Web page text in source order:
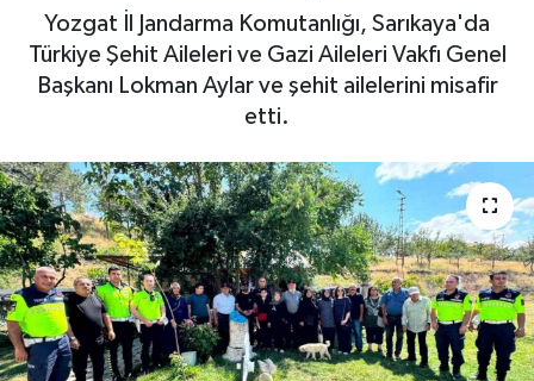
Yozgat İl Jandarma Komutanlığı, Sarıkaya'da
Türkiye Şehit Aileleri ve Gazi Aileleri Vakfı Genel
Başkanı Lokman Aylar ve şehit ailelerini misafir
etti.